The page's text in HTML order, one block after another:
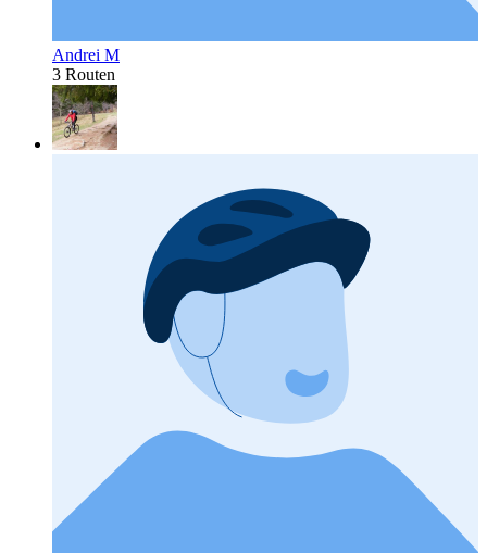
Andrei M
3 Routen